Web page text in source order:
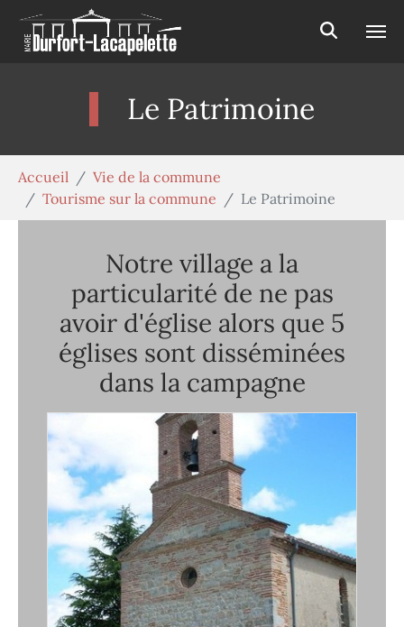
Aller au contenu principal
Le Patrimoine
Accueil
Vie de la commune
Tourisme sur la commune
Le Patrimoine
Notre village a la
particularité de ne pas
avoir d'église alors que 5
églises sont disséminées
dans la campagne
Panneau de gestion des cookies